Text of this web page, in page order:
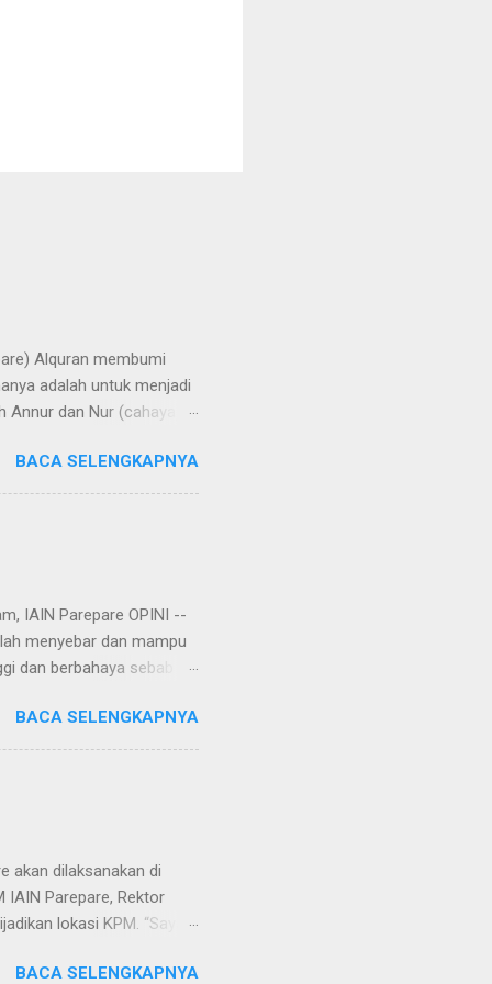
Alquran membumi
adalah untuk menjadi
dan Nur (cahaya).
di bumi melalui
di Yatsrib, Baginda Nabi
lain, hijrah
telah rampung tatkala
BACA SELENGKAPNYA
IAIN Parepare OPINI --
menyebar dan mampu
dan berbahaya sebab
Rencananya, virus itu
dianalisa dan
biologis yang
Yang menjadi
BACA SELENGKAPNYA
akan dilaksanakan di
IAIN Parepare, Rektor
lokasi KPM. “Saya
pengabdian masyarakat
BACA SELENGKAPNYA